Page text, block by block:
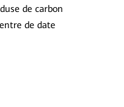
de carbon
de date